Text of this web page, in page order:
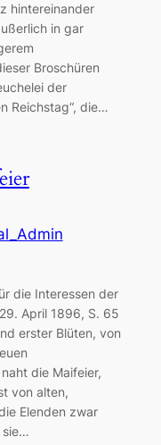
hintereinander
in gar
Broschüren
der
Reichstag“, die…
die Interessen der
April 1896, S. 65
erster Blüten, von
die Maifeier,
von alten,
Elenden zwar
sie…